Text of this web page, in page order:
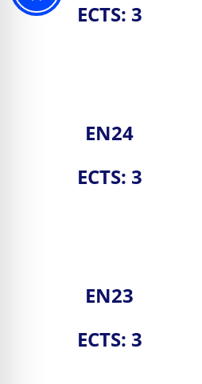
ECTS: 3
ΕΝ24
ECTS: 3
ΕΝ23
ECTS: 3